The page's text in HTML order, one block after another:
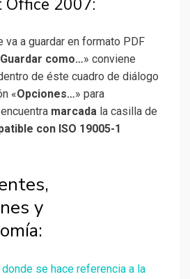
Office 2007:
va a guardar en formato PDF
Guardar como…» conviene
de éste cuadro de diálogo
«Opciones…» para
marcada la casilla de
con ISO 19005-1
y
se hace referencia a la